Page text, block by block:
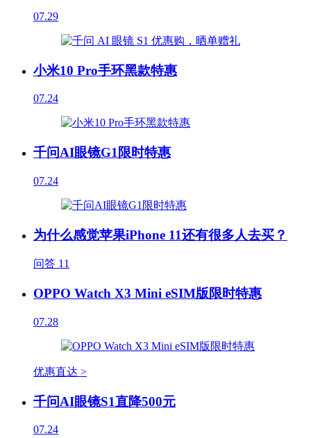
07.29
小米10 Pro手环黑款特惠
07.24
千问AI眼镜G1限时特惠
07.24
为什么感觉苹果iPhone 11还有很多人去买？
问答 11
OPPO Watch X3 Mini eSIM版限时特惠
07.28
优惠直达 >
千问AI眼镜S1直降500元
07.24